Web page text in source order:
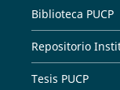
Biblioteca PUCP
Repositorio
Tesis PUCP